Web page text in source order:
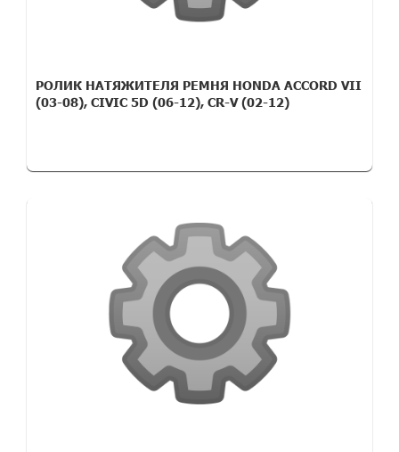
РОЛИК НАТЯЖИТЕЛЯ РЕМНЯ HONDA ACCORD VII
(03-08), CIVIC 5D (06-12), CR-V (02-12)